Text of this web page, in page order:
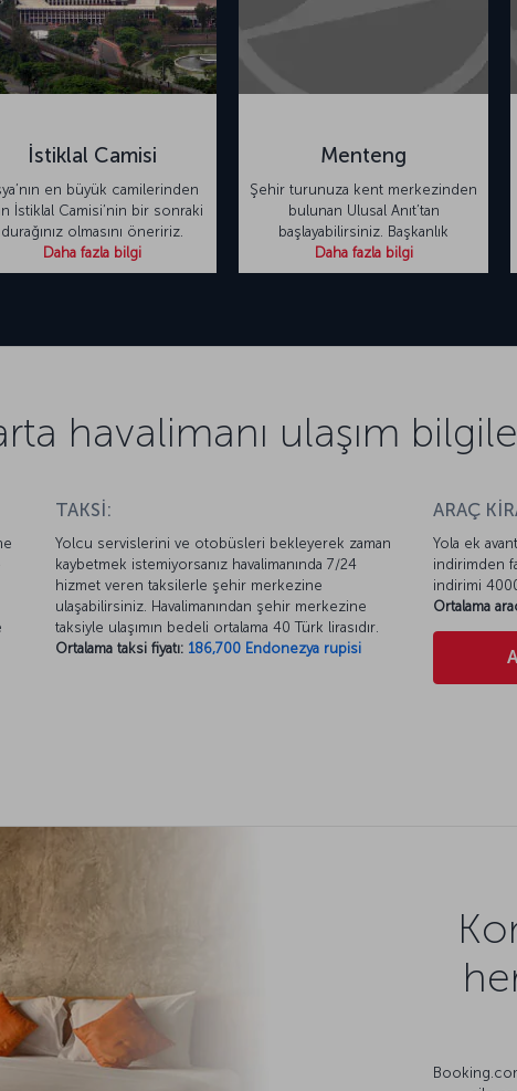
İstiklal Camisi
en büyük camilerinden
İstiklal Camisi’nin bir sonraki
durağınız olmasını öneririz.
Daha fazla bilgi
Menteng
Şehir turunuza kent merkezinden
bulunan Ulusal Anıt’tan
başlayabilirsiniz. Başkanlık
Daha fazla bilgi
havalimanı ulaşım
TAKSİ:
Yolcu servislerini ve otobüsleri bekleyerek zaman
kaybetmek istemiyorsanız havalimanında 7/24
hizmet veren taksilerle şehir merkezine
ulaşabilirsiniz. Havalimanından şehir merkezine
taksiyle ulaşımın bedeli ortalama 40 Türk lirasıdır.
Ortalama taksi fiyatı: 186,700 Endonezya rupisi
ARAÇ
Yola ek
indirimden
indirimi
Ortalama